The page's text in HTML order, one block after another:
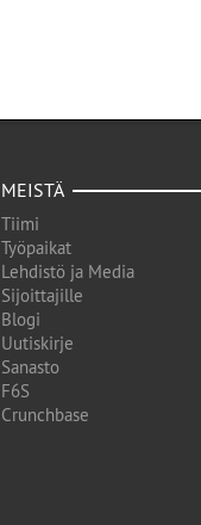
MEISTÄ
Tiimi
Työpaikat
Lehdistö ja Media
Sijoittajille
Blogi
Uutiskirje
Sanasto
F6S
Crunchbase